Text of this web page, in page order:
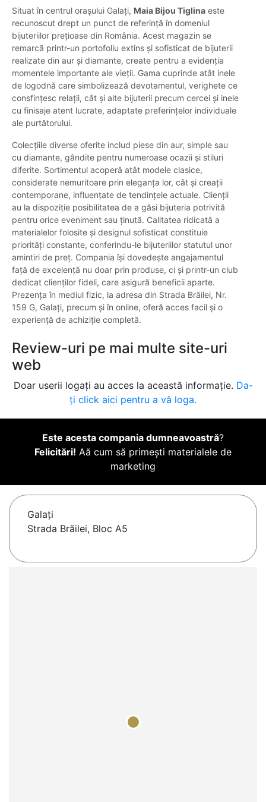
Situat în centrul orașului Galați, Maia Bijou Tiglina este
recunoscut drept un punct de referință în domeniul
bijuteriilor prețioase din România. Acest magazin se
remarcă printr-un portofoliu extins și sofisticat de bijuterii
realizate din aur și diamante, create pentru a evidenția
momentele importante ale vieții. Gama cuprinde atât inele
de logodnă care simbolizează devotamentul, verighete ce
consfințesc relații, cât și alte bijuterii precum cercei și inele
cu finisaje atent lucrate, adaptate preferințelor individuale
ale purtătorului.
Colecțiile diverse oferite includ piese din aur, simple sau
cu diamante, gândite pentru numeroase ocazii și stiluri
diferite. Sortimentul acoperă atât modele clasice,
considerate nemuritoare prin eleganța lor, cât și creații
contemporane, influențate de tendințele actuale. Clienții
au la dispoziție posibilitatea de a găsi bijuteria potrivită
pentru orice eveniment sau ținută. Calitatea ridicată a
materialelor folosite și designul sofisticat constituie
priorități constante, conferindu-le bijuteriilor statutul unor
amintiri de preț. Compania își dovedește angajamentul
față de excelență nu doar prin produse, ci și printr-un club
dedicat clienților fideli, care asigură beneficii aparte.
Prezența în mediul fizic, la adresa din Strada Brăilei, Nr.
159 G, Galați, precum și în online, oferă acces facil și o
experiență de achiziție completă.
Review-uri pe mai multe site-uri
web
Doar userii logați au acces la această informație. Da-
ți click aici pentru a vă loga.
Este acesta compania dumneavoastră?
Felicitări! Aă cum să primești materialele de
marketing
Galaţi
Strada Brăilei, Bloc A5